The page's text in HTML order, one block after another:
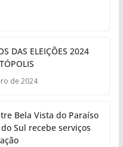
DAS ELEIÇÕES 2024
de 2024
Bela Vista do Paraíso
Sul recebe serviços